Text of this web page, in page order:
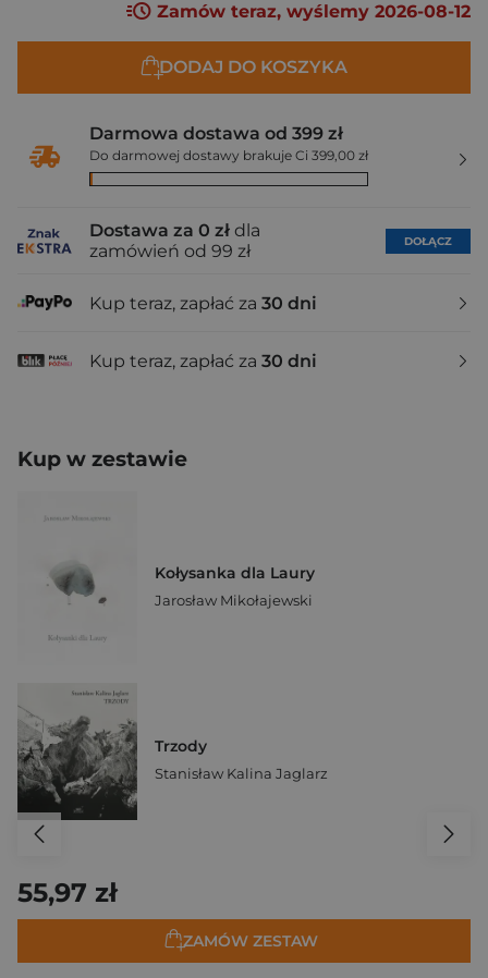
Zamów teraz, wyślemy 2026-08-12
DODAJ DO KOSZYKA
Darmowa dostawa od 399 zł
Do darmowej dostawy brakuje Ci 399,00 zł
Dostawa za 0 zł dla
zamówień od 99 zł
DOŁĄCZ
Kup teraz, zapłać za 30 dni
Kup teraz, zapłać za 30 dni
Kup w zestawie
Kołysanka dla Laury
Jarosław Mikołajewski
Trzody
Stanisław Kalina Jaglarz
55,97 zł
ZAMÓW ZESTAW